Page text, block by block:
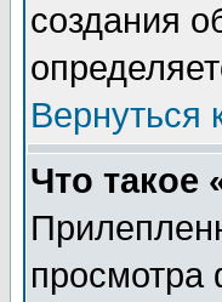
создания
Вернуться
Что такое
просмотра